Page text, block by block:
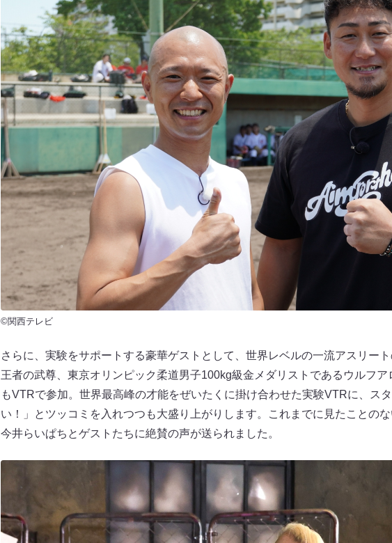
©関西テレビ
さらに、実験をサポートする豪華ゲストとして、世界レベルの一流アスリー
王者の武尊、東京オリンピック柔道男子100kg級金メダリストであるウルフ
もVTRで参加。世界最高峰の才能をぜいたくに掛け合わせた実験VTRに、ス
い！」とツッコミを入れつつも大盛り上がりします。これまでに見たことの
今井らいぱちとゲストたちに絶賛の声が送られました。